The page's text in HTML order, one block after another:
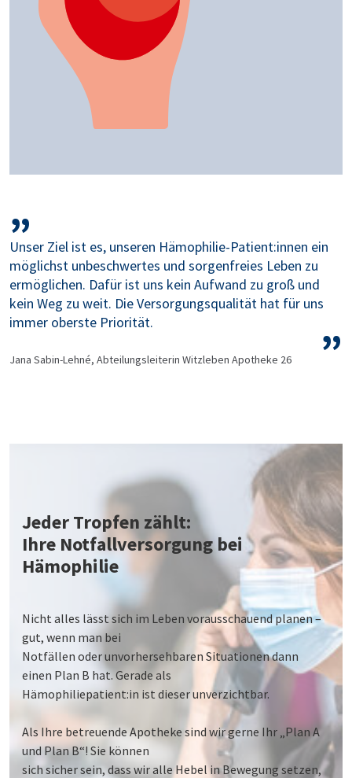
Unser Ziel ist es, unseren Hämophilie-Patient:innen ein
möglichst unbeschwertes und sorgenfreies Leben zu
ermöglichen. Dafür ist uns kein Aufwand zu groß und
kein Weg zu weit. Die Versorgungsqualität hat für uns
immer oberste Priorität.
Jana Sabin-Lehné, Abteilungsleiterin Witzleben Apotheke 26
Jeder Tropfen zählt:
Ihre Notfallversorgung bei
Hämophilie
Nicht alles lässt sich im Leben vorausschauend planen –
gut, wenn man bei
Notfällen oder unvorhersehbaren Situationen dann
einen Plan B hat. Gerade als
Hämophiliepatient:in ist dieser unverzichtbar.
Als Ihre betreuende Apotheke sind wir gerne Ihr „Plan A
und Plan B“! Sie können
sich sicher sein, dass wir alle Hebel in Bewegung setzen,